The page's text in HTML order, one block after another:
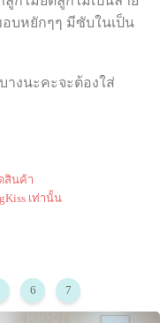
บหยักๆๆ มีซับในเป็น
างนะคะจะต้องใส่
สินค้า
เท่านั้น
6 7